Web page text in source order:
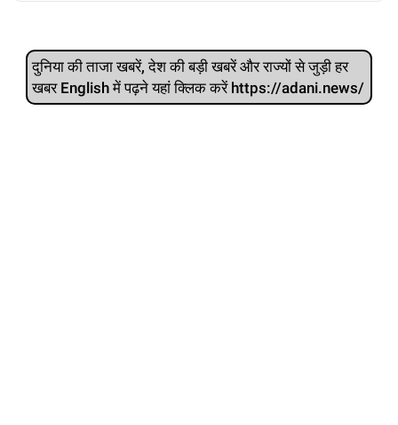
दुनिया की ताजा खबरें, देश की बड़ी खबरें और राज्‍यों से जुड़ी हर
खबर English में पढ़ने यहां क्लिक करें https://adani.news/